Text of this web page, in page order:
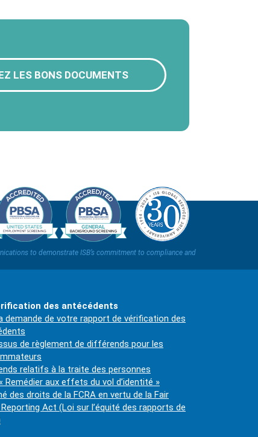
LES BONS DOCUMENTS
to demonstrate ISB’s commitment to compliance and
des antécédents
demande de votre rapport de vérification des
de règlement de différends pour les
relatifs à la traite des personnes
Remédier aux effets du vol d’identité »
des droits de la FCRA en vertu de la Fair
Act (Loi sur l’équité des rapports de